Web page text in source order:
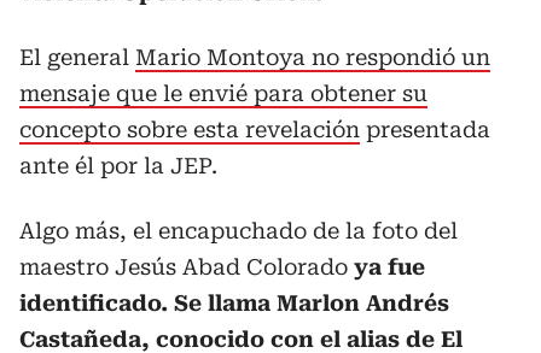
El general Mario Montoya no respondió un
mensaje que le envié para obtener su
concepto sobre esta revelación presentada
ante él por la JEP.
Algo más, el encapuchado de la foto del
maestro Jesús Abad Colorado ya fue
identificado. Se llama Marlon Andrés
Castañeda, conocido con el alias de El